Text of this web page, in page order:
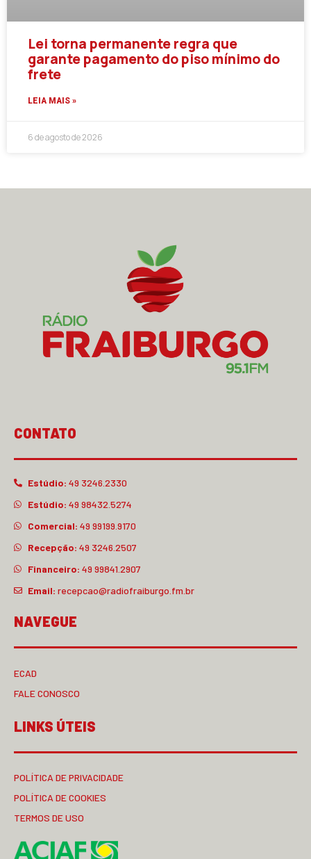
Lei torna permanente regra que
garante pagamento do piso mínimo do
frete
LEIA MAIS »
6 de agosto de 2026
CONTATO
Estúdio: 49 3246.2330
Estúdio: 49 98432.5274
Comercial: 49 99199.9170
Recepção: 49 3246.2507
Financeiro: 49 99841.2907
Email: recepcao@radiofraiburgo.fm.br
NAVEGUE
ECAD
FALE CONOSCO
LINKS ÚTEIS
POLÍTICA DE PRIVACIDADE
POLÍTICA DE COOKIES
TERMOS DE USO